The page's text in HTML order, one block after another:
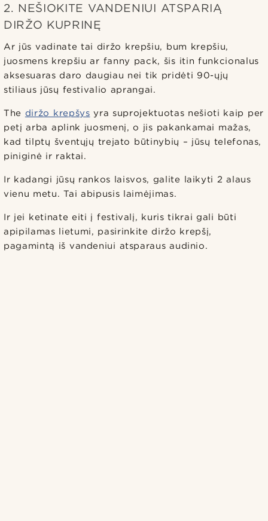
2. NEŠIOKITE VANDENIUI ATSPARIĄ
DIRŽO KUPRINĘ
Ar jūs vadinate tai diržo krepšiu, bum krepšiu,
juosmens krepšiu ar fanny pack, šis itin funkcionalus
aksesuaras daro daugiau nei tik pridėti 90-ųjų
stiliaus jūsų festivalio aprangai.
The diržo krepšys yra suprojektuotas nešioti kaip per
petį arba aplink juosmenį, o jis pakankamai mažas,
kad tilptų šventųjų trejato būtinybių – jūsų telefonas,
piniginė ir raktai.
Ir kadangi jūsų rankos laisvos, galite laikyti 2 alaus
vienu metu. Tai abipusis laimėjimas.
Ir jei ketinate eiti į festivalį, kuris tikrai gali būti
apipilamas lietumi, pasirinkite diržo krepšį,
pagamintą iš vandeniui atsparaus audinio.